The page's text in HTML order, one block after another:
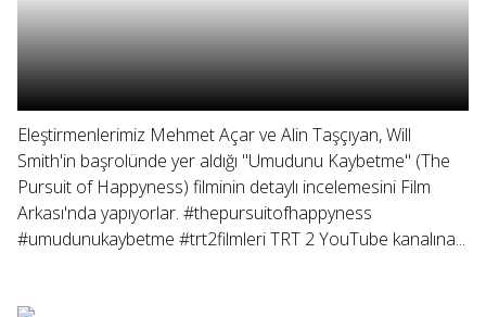
Eleştirmenlerimiz Mehmet Açar ve Alin Taşçıyan, Will
Smith'in başrolünde yer aldığı "Umudunu Kaybetme" (The
Pursuit of Happyness) filminin detaylı incelemesini Film
Arkası'nda yapıyorlar. #thepursuitofhappyness
#umudunukaybetme #trt2filmleri TRT 2 YouTube kanalına...